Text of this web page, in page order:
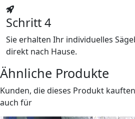
Schritt 4
Sie erhalten Ihr individuelles
direkt nach Hause.
Ähnliche Produkte
Kunden, die dieses Produkt
auch für